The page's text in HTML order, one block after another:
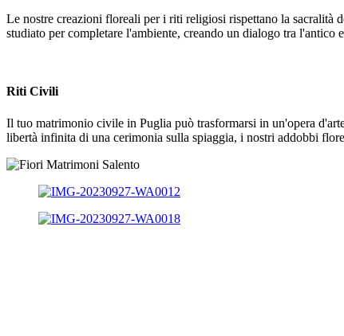
Le nostre creazioni floreali per i riti religiosi rispettano la sacralità
studiato per completare l'ambiente, creando un dialogo tra
Riti Civili
Il tuo matrimonio civile in Puglia può trasformarsi in un'opera
libertà infinita di una cerimonia sulla spiaggia, i nostri addobbi